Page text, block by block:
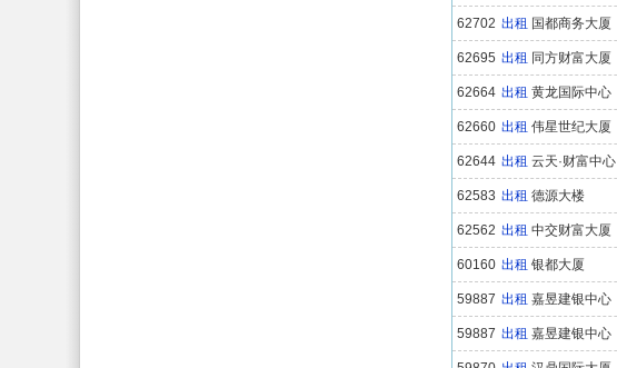
62702 出租 国都商务大厦
62695 出租 同方财富大厦
62664 出租 黄龙国际中心
62660 出租 伟星世纪大厦
62644 出租 云天·财富中心
62583 出租 德源大楼
62562 出租 中交财富大厦
60160 出租 银都大厦
59887 出租 嘉昱建银中心
59887 出租 嘉昱建银中心